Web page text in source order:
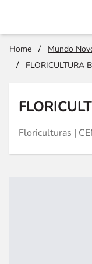
Home / Mundo
/
FLORICULTURA
Floriculturas |